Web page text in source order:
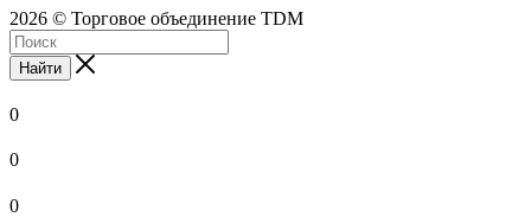
2026 © Торговое объединение TDM
Найти
0
0
0